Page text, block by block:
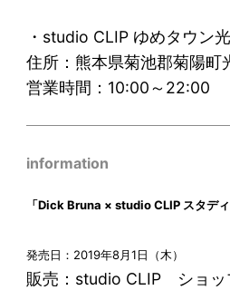
・studio CLIP ゆめタウ
住所：熊本県菊池郡菊陽
営業時間：10:00～22:00
information
「Dick Bruna × studio CLIP スタデ
発売日：2019年8月1日（木）
販売：studio CLIP ショッ